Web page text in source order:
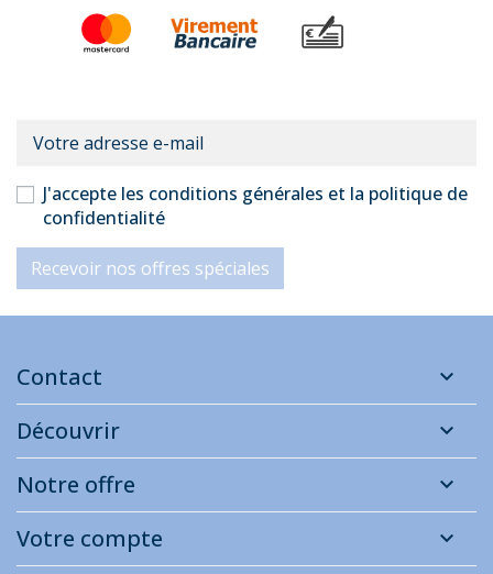
J'accepte les conditions générales et la politique de
confidentialité
Recevoir nos offres spéciales
Contact
Découvrir
Notre offre
Votre compte